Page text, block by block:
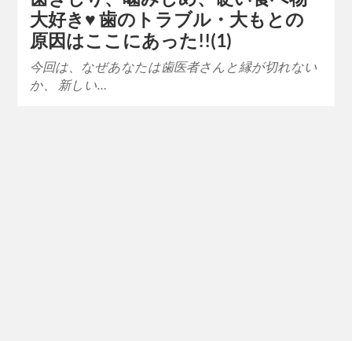
大好き♥ 歯のトラブル・大もとの
原因はここにあった!!(1)
今回は、なぜあなたは歯医者さんと縁が切れない
か、 新しい…